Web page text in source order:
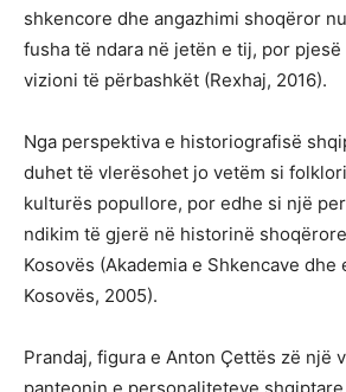
shkencore dhe angazhimi shoqëror
fusha të ndara në jetën e tij, por
vizioni të përbashkët (Rexhaj, 2016).
Nga perspektiva e historiografisë
duhet të vlerësohet jo vetëm si
kulturës popullore, por edhe si një
ndikim të gjerë në historinë
Kosovës (Akademia e Shkencave dhe
Kosovës, 2005).
Prandaj, figura e Anton Çettës zë një
panteonin e personaliteteve